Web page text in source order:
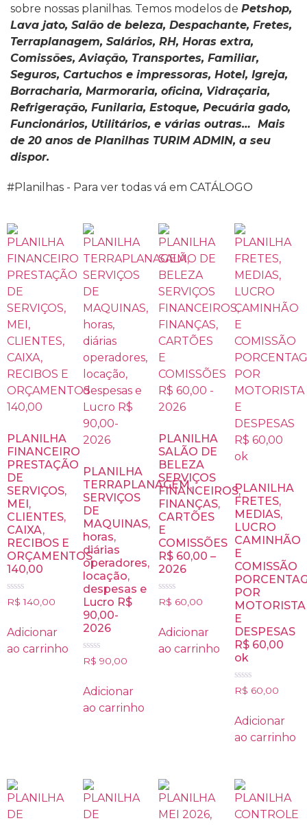
sobre nossas planilhas. Temos modelos de Petshop,
Lava jato, Salão de beleza, Despachante, Fretes,
Terraplanagem, Salários, RH, Horas extra,
Comissões, Aviação, Transportes, Familiar,
Seguros, Cartuchos e impressoras, Hotel, Igreja,
Borracharia, Marmoraria, oficina, Vidraçaria,
Refrigeração, Funilaria, Estoque, Pecuária gado,
Funcionários, Utilitários, e várias outras… Mais
de 20 anos de Planilhas TURIM ADMIN, a seu
dispor.
#Planilhas - Para ver todas vá em CATÁLOGO
PLANILHA
FINANCEIRO
PRESTAÇÃO
DE
SERVIÇOS,
MEI,
CLIENTES,
CAIXA,
RECIBOS E
ORÇAMENTOS
140,00
Avaliação
0
5
R$ 140,00
Adicionar
ao carrinho
PLANILHA
TERRAPLANAGEM,
SERVIÇOS
DE
MAQUINAS,
horas,
diárias
operadores,
locação,
despesas e
Lucro R$
90,00-
2026
Avaliação
0
5
R$ 90,00
Adicionar
ao carrinho
PLANILHA
SALÃO DE
BELEZA
SERVIÇOS
FINANCEIROS,
FINANÇAS,
CARTÕES
E
COMISSÕES
R$ 60,00 –
2026
Avaliação
0
5
R$ 60,00
Adicionar
ao carrinho
PLANILHA
FRETES,
MEDIAS,
LUCRO
CAMINHÃO
E
COMISSÃO
POR
MOTORISTA
E
DESPESAS
R$ 60,00
ok
Avaliação
0
5
R$ 60,00
Adicionar
ao carrinho